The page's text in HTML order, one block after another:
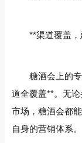
**渠道覆盖
糖酒会上的
道全覆盖**。无
市场，糖酒会都
自身的营销体系。